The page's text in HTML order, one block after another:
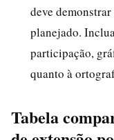
deve
planejado.
participação,
quanto à
Tabela